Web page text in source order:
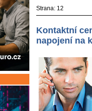
Strana: 12
Kontaktní
napojení na